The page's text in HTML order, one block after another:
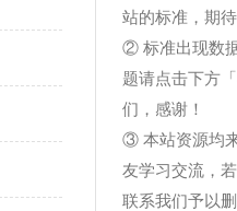
站的标准，期待
② 标准出现数
题请点击下方
们，感谢！
③ 本站资源均
友学习交流，
联系我们予以删